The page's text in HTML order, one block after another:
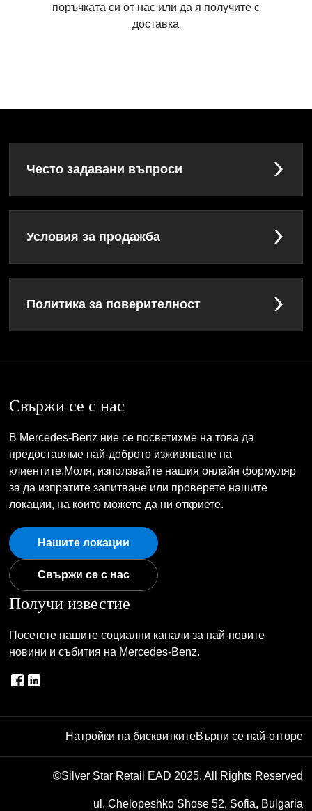
поръчката си от нас или да я получите с
доставка
Често задавани въпроси
Условия за продажба
Политика за поверителност
Свържи се с нас
В Mercedes-Benz ние се посветихме на това да
предоставяме най-доброто изживяване на
клиентите.Моля, използвайте нашия онлайн формуляр
за да изпратите запитване или проверете нашите
локации, на които можете да ни откриете.
Нашите локации
Свържи се с нас
Получи известие
Посетете нашите социални канали за най-новите
новини и събития на Mercedes-Benz.
Натройки на бисквиткитеВърни се най-отгоре
©Silver Star Retail EAD 2025. All Rights Reserved
ul. Chelopeshko Shose 52, Sofia, Bulgaria